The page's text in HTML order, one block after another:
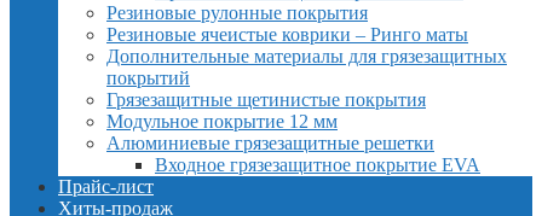
Резиновые рулонные покрытия
Резиновые ячеистые коврики – Ринго маты
Дополнительные материалы для грязезащитных
покрытий
Грязезащитные щетинистые покрытия
Модульное покрытие 12 мм
Алюминиевые грязезащитные решетки
Входное грязезащитное покрытие EVA
Прайс-лист
Хиты-продаж